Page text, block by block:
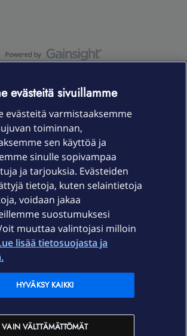
evästeitä sivuillamme
evästeitä varmistaaksemme
toiminnan,
sen käyttöä ja
sinulle sopivampaa
ja tarjouksia. Evästeiden
tietoja, kuten selaintietoja
voidaan jakaa
suostumuksesi
muuttaa valintojasi milloin
lisää tietosuojasta ja
VAIN VÄLTTÄMÄTTÖMÄT
HYVÄKSY KAIKKI